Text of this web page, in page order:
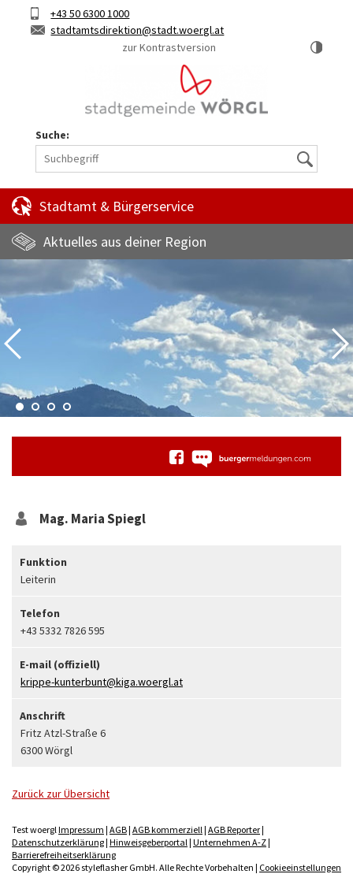
Hauptinhalt
KurztasteTelefon+43 50 6300 1000
E-
stadtamtsdirektion
stadt.woergl.at
zur Kontrastversion
Suche:
Suche
Stadtamt & Bürgerservice
Aktuelles aus deiner Region
Mag. MariaSpiegl
Funktion
Leiterin
Telefon
+43 5332 7826 595
E-mail (offiziell)
krippe-kunterbunt@kiga.woergl.at
Anschrift
Fritz Atzl-Straße 6
6300 Wörgl
Zurück zur Übersicht
Test woergl Impressum | AGB| AGB kommerziell | AGB Reporter|
Datenschutzerklärung| Hinweisgeberportal | Unternehmen A-Z|
Barrierefreiheitserklärung
Copyright © 2026 styleflasher GmbH. Alle Rechte Vorbehalten | Cookieeinstellungen